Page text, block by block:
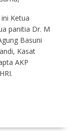
Ketua
panitia Dr. M
Basuni
Kasat
AKP